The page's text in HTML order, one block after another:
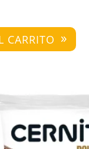
CARRITO